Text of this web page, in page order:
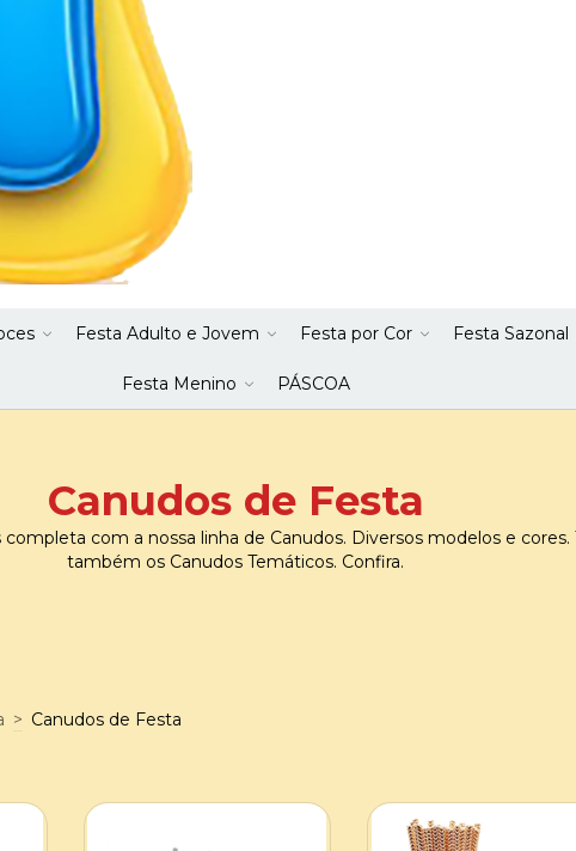
Festa Adulto e Jovem Festa por Cor Festa Sazonal
Festa Menino PÁSCOA
Canudos de Festa
completa com a nossa linha de Canudos. Diversos modelos e cores.
também os Canudos Temáticos. Confira.
> Canudos de Festa